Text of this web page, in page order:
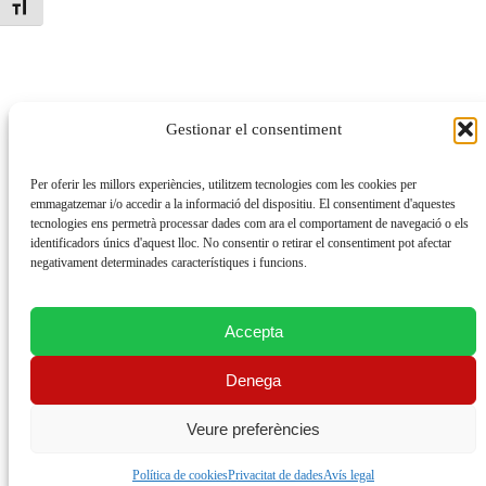
Gestionar el consentiment
Per oferir les millors experiències, utilitzem tecnologies com les cookies per
emmagatzemar i/o accedir a la informació del dispositiu. El consentiment d'aquestes
tecnologies ens permetrà processar dades com ara el comportament de navegació o els
identificadors únics d'aquest lloc. No consentir o retirar el consentiment pot afectar
negativament determinades característiques i funcions.
Accepta
Denega
Veure preferències
Política de cookiesPrivacitat de dadesAvís legal
Toggle Font size